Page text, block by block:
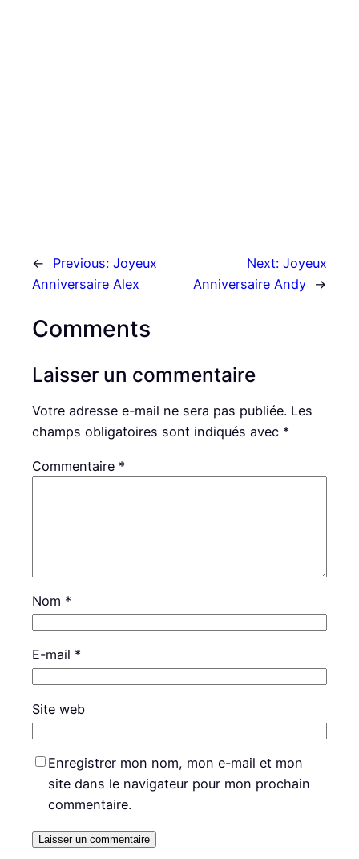
← Previous: Joyeux
Anniversaire Alex
Next: Joyeux
Anniversaire Andy →
Comments
Laisser un commentaire
Votre adresse e-mail ne sera pas publiée. Les
champs obligatoires sont indiqués avec *
Commentaire *
Nom *
E-mail *
Site web
Enregistrer mon nom, mon e-mail et mon
site dans le navigateur pour mon prochain
commentaire.